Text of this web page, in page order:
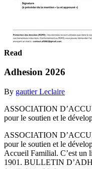
Read
Adhesion 2026
By gautier Leclaire
ASSOCIATION
pour le soutien et le
ASSOCIATION
pour le soutien et le
Accueil Familial. C’est un
1901. BULLETIN